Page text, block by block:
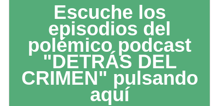
Escuche los
episodios del
polémico podcast
"DETRÁS DEL
CRIMEN" pulsando
aquí